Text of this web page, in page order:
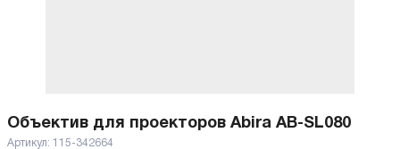
Объектив для проекторов Abira AB-SL080
Артикул: 115-342664